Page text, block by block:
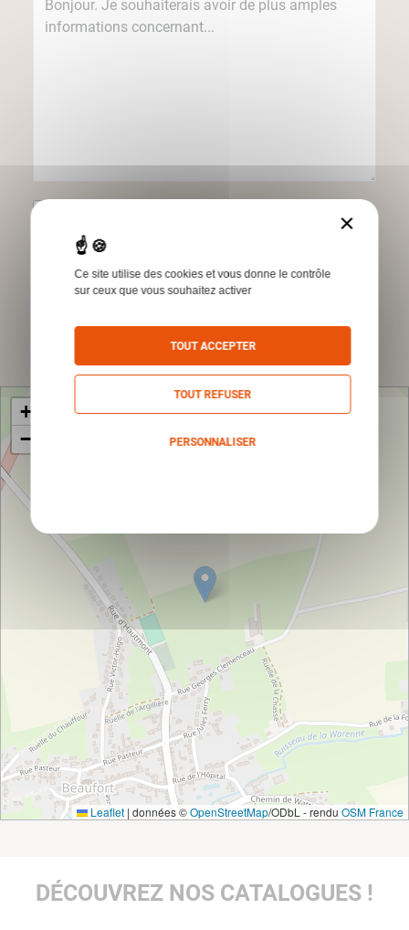
concernant les produits et services Humbert
par e-mail.
*Champs obligatoires
Envoyer
+
−
Leaflet | données ©OpenStreetMap/ODbL - rendu OSM France
DÉCOUVREZ NOS CATALOGUES !
×
Ce site utilise des cookies et vous donne le contrôle
sur ceux que vous souhaitez activer
TOUT ACCEPTER
TOUT REFUSER
PERSONNALISER